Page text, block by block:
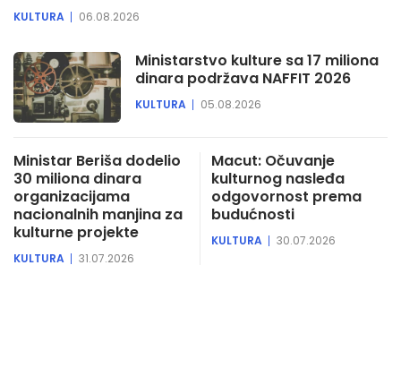
KULTURA 06.08.2026
Ministarstvo kulture sa 17 miliona
dinara podržava NAFFIT 2026
KULTURA 05.08.2026
Ministar Beriša dodelio
30 miliona dinara
organizacijama
nacionalnih manjina za
kulturne projekte
KULTURA 31.07.2026
Macut: Očuvanje
kulturnog nasleđa
odgovornost prema
budućnosti
KULTURA 30.07.2026